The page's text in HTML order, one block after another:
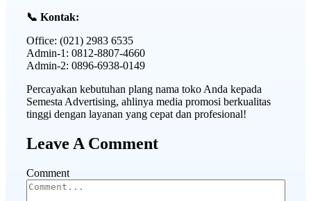
📞 Kontak:
Office: (021) 2983 6535
Admin-1: 0812-8807-4660
Admin-2: 0896-6938-0149
Percayakan kebutuhan plang nama toko Anda kepada
Semesta Advertising, ahlinya media promosi berkualitas
tinggi dengan layanan yang cepat dan profesional!
Leave A Comment
Comment